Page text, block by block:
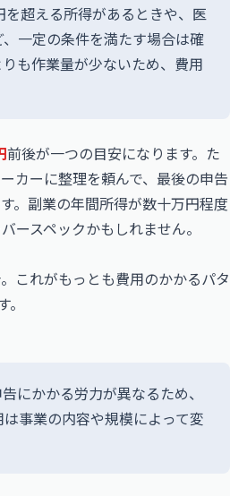
超える所得があるときや、医
一定の条件を満たす場合は確
も作業量が少ないため、費用
前後が一つの目安になります。た
カーに整理を頼んで、最後の申告
。副業の年間所得が数十万円程度
ースペックかもしれません。
これがもっとも費用のかかるパタ
にかかる労力が異なるため、
事業の内容や規模によって変